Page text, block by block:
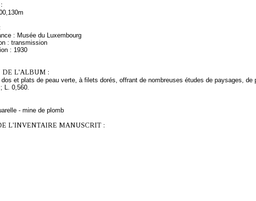
: Musée du Luxembourg
: transmission
: 1930
DE L'ALBUM :
et plats de peau verte, à filets dorés, offrant de nombreuses études de paysages, de
L. 0,560.
- mine de plomb
L'INVENTAIRE MANUSCRIT :